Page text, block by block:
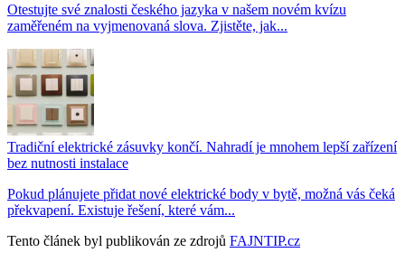
Otestujte své znalosti českého jazyka v našem novém kvízu
zaměřeném na vyjmenovaná slova. Zjistěte, jak...
Tradiční elektrické zásuvky končí. Nahradí je mnohem lepší zařízení
bez nutnosti instalace
Pokud plánujete přidat nové elektrické body v bytě, možná vás čeká
překvapení. Existuje řešení, které vám...
Tento článek byl publikován ze zdrojů FAJNTIP.cz